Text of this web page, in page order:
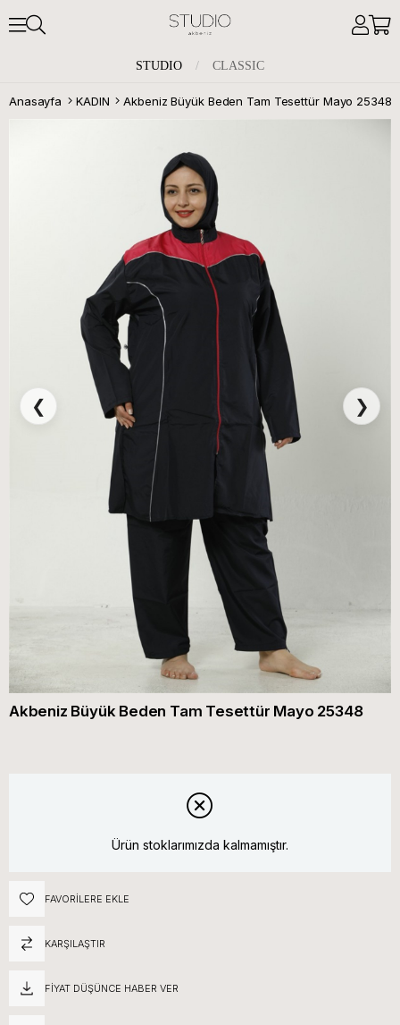
STUDIO / CLASSIC
Anasayfa KADIN Akbeniz Büyük Beden Tam Tesettür Mayo 25348
❮ ❯
Akbeniz Büyük Beden Tam Tesettür Mayo 25348
Ürün stoklarımızda kalmamıştır.
FAVORILERE EKLE
KARŞILAŞTIR
FIYAT DÜŞÜNCE HABER VER